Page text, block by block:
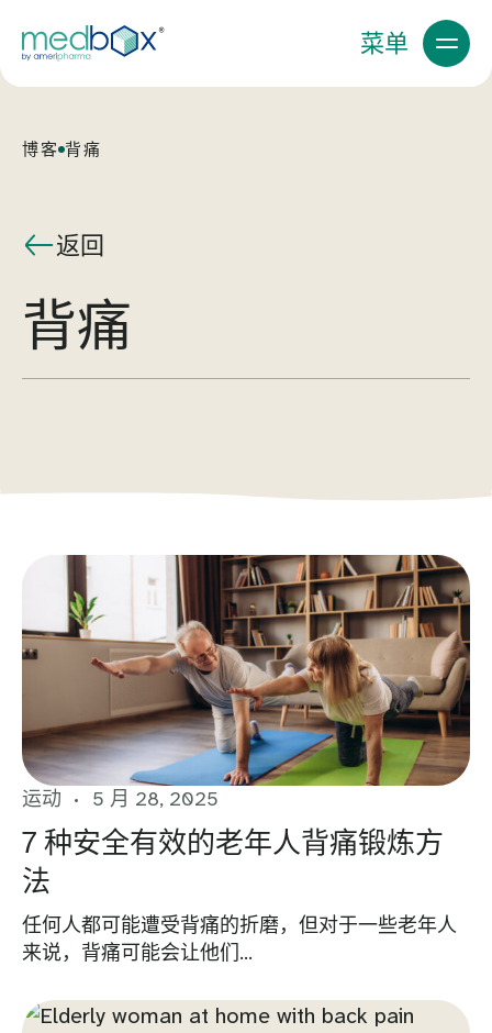
菜单
博客 背痛
返回
背痛
运动 5 月 28, 2025
7 种安全有效的老年人背痛锻炼方
法
任何人都可能遭受背痛的折磨，但对于一些老年人
来说，背痛可能会让他们...